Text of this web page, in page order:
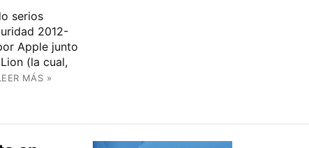
serios
2012-
Apple junto
(la cual,
MÁS »